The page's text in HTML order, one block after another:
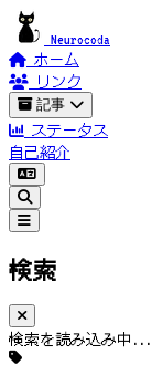
Neurocoda
ホーム
リンク
記事
ステータス
自己紹介
検索
検索を読み込み中...